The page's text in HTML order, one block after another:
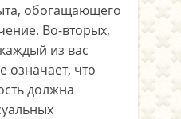
обогащающего
Во-вторых,
из вас
означает, что
должна